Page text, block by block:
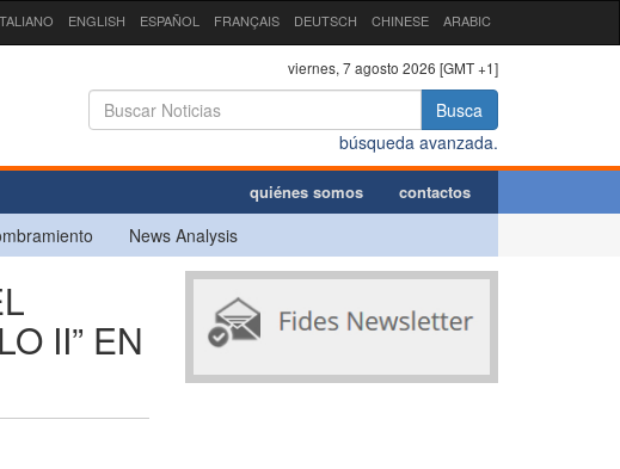
ENGLISH ESPAÑOL FRANÇAIS DEUTSCH CHINESE ARABIC
viernes, 7 agosto 2026 [GMT +1]
Busca
búsqueda avanzada.
quiénes somos contactos
News Analysis
II” EN